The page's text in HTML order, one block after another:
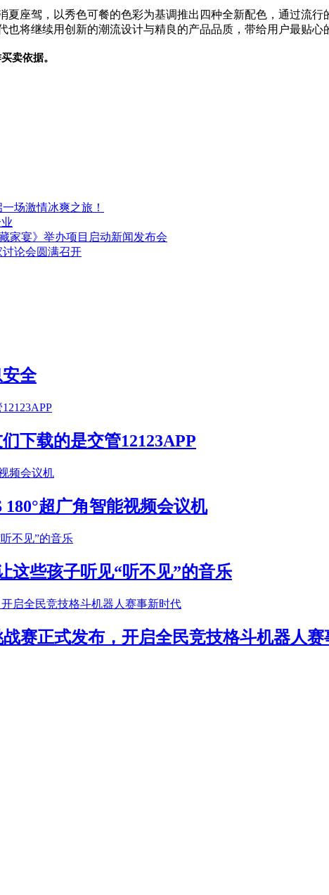
夏座驾，以秀色可餐的色彩为基调推出四种全新配色，通过流
也将继续用创新的潮流设计与精良的产品品质，带给用户最贴心
卖依据。
场激情冰爽之旅！
家宴》举办项目启动新闻发布会
论会圆满召开
全
下载的是交管12123APP
超广角智能视频会议机
这些孩子听见“听不见”的音乐
赛正式发布，开启全民竞技格斗机器人赛